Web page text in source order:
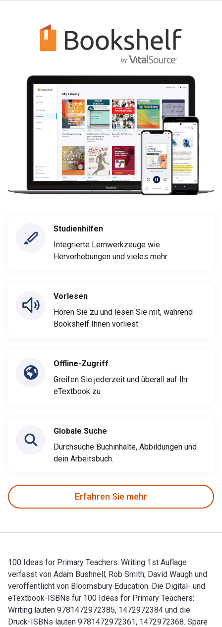
Studienhilfen
Integrierte Lernwerkzeuge wie
Hervorhebungen und vieles mehr
Vorlesen
Hören Sie zu und lesen Sie mit, während
Bookshelf Ihnen vorliest
Offline-Zugriff
Greifen Sie jederzeit und überall auf Ihr
eTextbook zu
Globale Suche
Durchsuche Buchinhalte, Abbildungen und
dein Arbeitsbuch.
Erfahren Sie mehr
100 Ideas for Primary Teachers: Writing 1st Auflage
verfasst von Adam Bushnell; Rob Smith; David Waugh und
veröffentlicht von Bloomsbury Education. Die Digital- und
eTextbook-ISBNs für 100 Ideas for Primary Teachers:
Writing lauten 9781472972385, 1472972384 und die
Druck-ISBNs lauten 9781472972361, 1472972368. Spare